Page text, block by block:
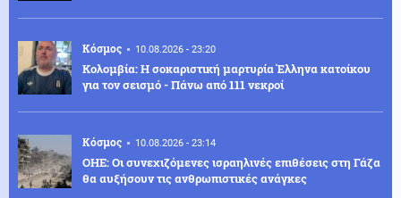
Κόσμος 10.08.2026 - 23:20
Κολομβία: Η σοκαριστική μαρτυρία Έλληνα κατοίκου
για τον σεισμό - Πάνω από 111 νεκροί
Κόσμος 10.08.2026 - 23:14
ΟΗΕ: Οι συνεχιζόμενες ισραηλινές επιθέσεις στη Γάζα
θα αυξήσουν τις ανθρωπιστικές ανάγκες